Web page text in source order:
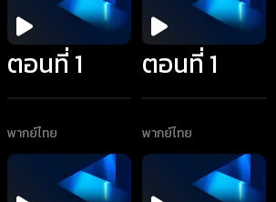
ตอนที่ 1
พากย์ไทย
ตอนที่ 1
พากย์ไทย